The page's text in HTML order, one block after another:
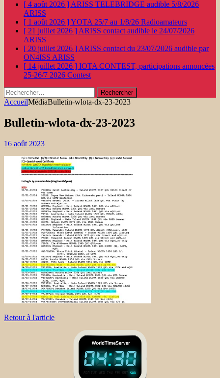
[ 4 août 2026 ] ARISS TELEBRIDGE audible 5/8/2026
ARISS
[ 1 août 2026 ]YOTA 25/7 au 1/8/26 Radioamateurs
[ 21 juillet 2026 ] ARISS contact audible le 24/07/2026
ARISS
[ 20 juillet 2026 ] ARISS contact du 23/07/2026 audible par
ON4ISS ARISS
[ 14 juillet 2026 ] IOTA CONTEST, participations annoncées
25-26/7 2026 Contest
Rechercher :
AccueilMédiaBulletin-wlota-dx-23-2023
Bulletin-wlota-dx-23-2023
16 août 2023
Retour à l'article